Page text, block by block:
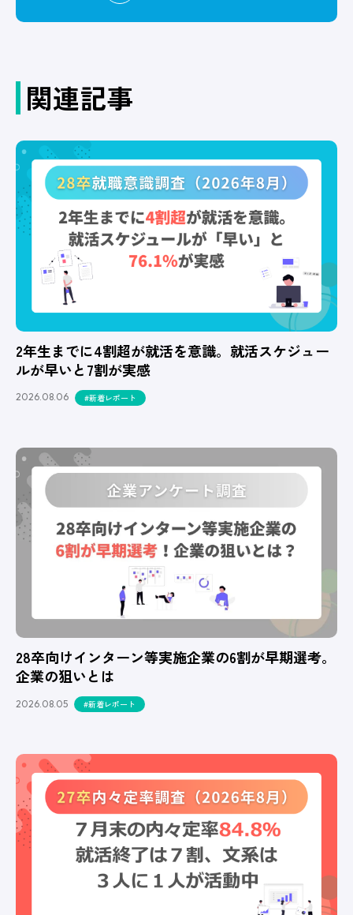
関連記事
2年生までに4割超が就活を意識。就活スケジュー
ルが早いと7割が実感
2026.08.06 #新着レポート
28卒向けインターン等実施企業の6割が早期選考。
企業の狙いとは
2026.08.05 #新着レポート